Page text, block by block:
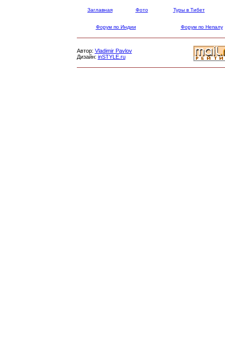
Заглавная Фото Туры в Тибет
Форум по Индии Форум по Непалу
Автор: Vladimir Pavlov
Дизайн: inSTYLE.ru